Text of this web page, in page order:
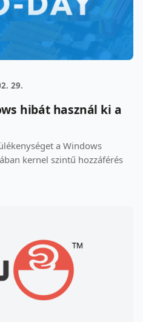
29.
hibát használ ki a
a Windows
kernel szintű hozzáférés